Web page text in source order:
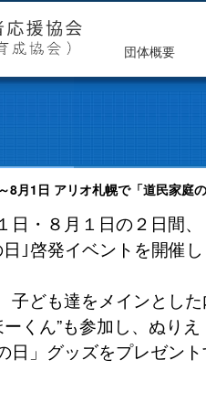
団体概要
8月1日 アリオ札幌で「道民家庭
日・８月１日の２日間
｣啓発イベントを開催し
ども達をメインとし
ーくん”も参加し、ぬり
日」グッズをプレゼン